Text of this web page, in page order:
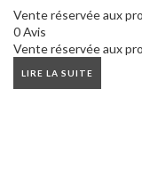
Vente réservée aux
0 Avis
Vente réservée aux
LIRE LA SUITE